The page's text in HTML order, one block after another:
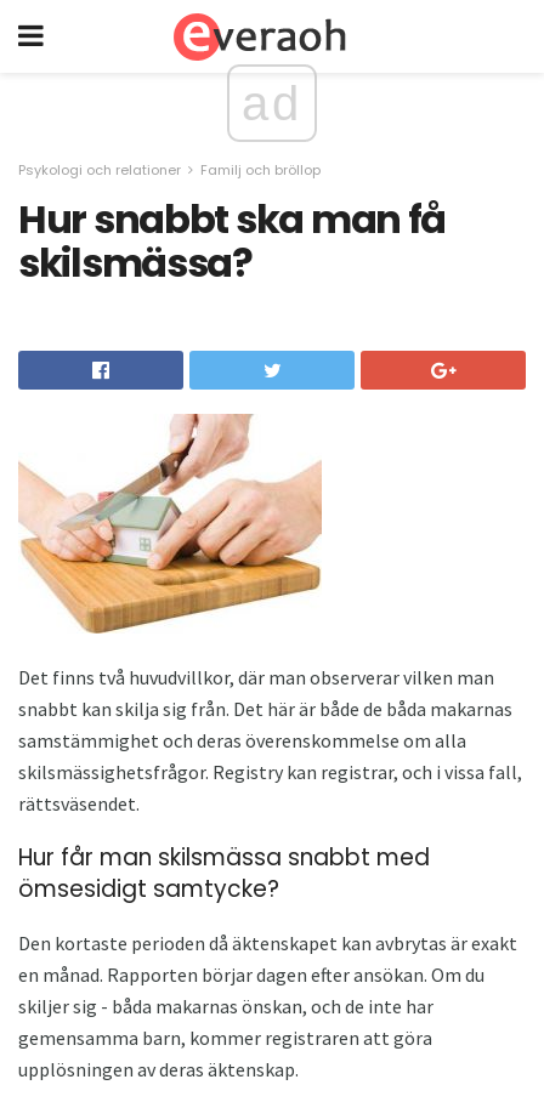
ad
Psykologi och relationer Familj och bröllop
Hur snabbt ska man få
skilsmässa?
Det finns två huvudvillkor, där man observerar vilken man
snabbt kan skilja sig från. Det här är både de båda makarnas
samstämmighet och deras överenskommelse om alla
skilsmässighetsfrågor. Registry kan registrar, och i vissa fall,
rättsväsendet.
Hur får man skilsmässa snabbt med
ömsesidigt samtycke?
Den kortaste perioden då äktenskapet kan avbrytas är exakt
en månad. Rapporten börjar dagen efter ansökan. Om du
skiljer sig - båda makarnas önskan, och de inte har
gemensamma barn, kommer registraren att göra
upplösningen av deras äktenskap.